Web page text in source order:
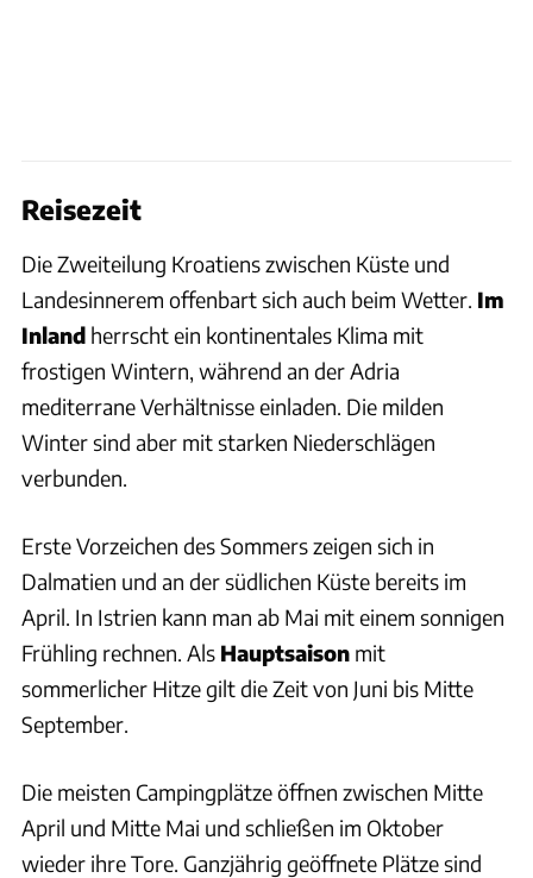
Reisezeit
Die Zweiteilung Kroatiens zwischen Küste und
Landesinnerem offenbart sich auch beim Wetter. Im
Inland herrscht ein kontinentales Klima mit
frostigen Wintern, während an der Adria
mediterrane Verhältnisse einladen. Die milden
Winter sind aber mit starken Niederschlägen
verbunden.
Erste Vorzeichen des Sommers zeigen sich in
Dalmatien und an der südlichen Küste bereits im
April. In Istrien kann man ab Mai mit einem sonnigen
Frühling rechnen. Als Hauptsaison mit
sommerlicher Hitze gilt die Zeit von Juni bis Mitte
September.
Die meisten Campingplätze öffnen zwischen Mitte
April und Mitte Mai und schließen im Oktober
wieder ihre Tore. Ganzjährig geöffnete Plätze sind